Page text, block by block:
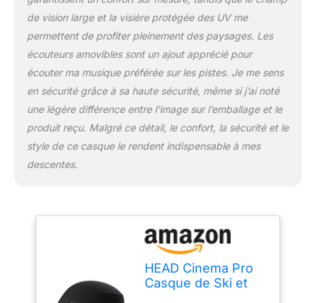
de vision large et la visière protégée des UV me
permettent de profiter pleinement des paysages. Les
écouteurs amovibles sont un ajout apprécié pour
écouter ma musique préférée sur les pistes. Je me sens
en sécurité grâce à sa haute sécurité, même si j’ai noté
une légère différence entre l’image sur l’emballage et le
produit reçu. Malgré ce détail, le confort, la sécurité et le
style de ce casque le rendent indispensable à mes
descentes.
HEAD Cinema Pro
Casque de Ski et